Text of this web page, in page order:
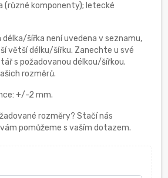
(různé komponenty); letecké
délka/šířka není uvedena v seznamu,
větší délku/šířku. Zanechte u své
s požadovanou délkou/šířkou.
rozměrů.
+/-2 mm.
rozměry? Stačí nás
pomůžeme s vaším dotazem.